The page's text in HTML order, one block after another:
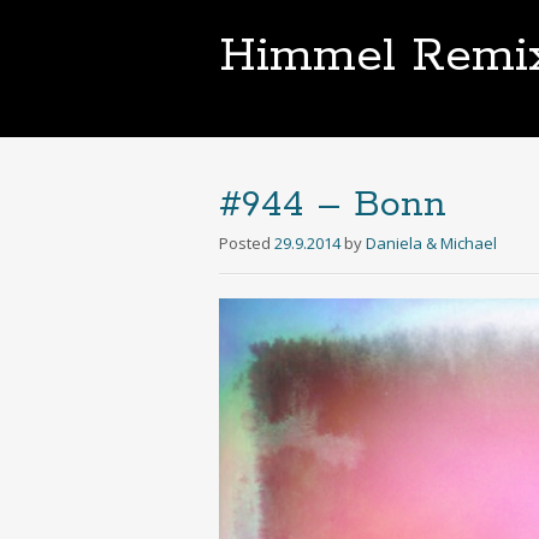
Himmel
#944 – Bonn
Posted 29.9.2014 byDaniela & Michael